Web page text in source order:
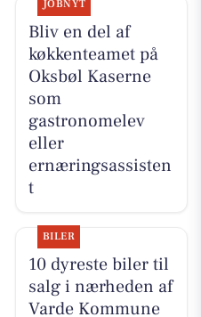
JOBNYT
Bliv en del af
køkkenteamet på
Oksbøl Kaserne
som
gastronomelev
eller
ernæringsassisten
t
BILER
10 dyreste biler til
salg i nærheden af
Varde Kommune